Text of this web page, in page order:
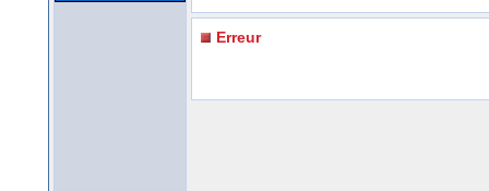
Erreur